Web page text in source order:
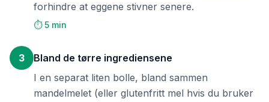
forhindre at eggene stivner senere.
⏱️ 5 min
3
Bland de tørre ingrediensene
I en separat liten bolle, bland sammen
mandelmelet (eller glutenfritt mel hvis du bruker